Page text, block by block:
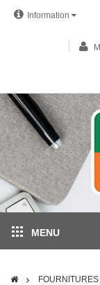
Information
MENU
FOURNITURES